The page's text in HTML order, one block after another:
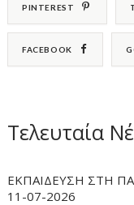
PINTEREST
FACEBOOK
Τελευταία
ΕΚΠΑΙΔΕΥΣΗ ΣΤΗ
11-07-2026